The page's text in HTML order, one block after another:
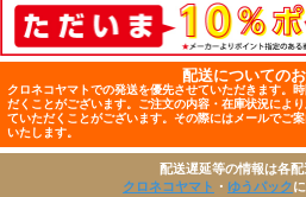
配送についての
クロネコヤマトでの発送を優先させていただきます。
だくことがございます。ご注文の内容・在庫状況によ
ていただくことがございます。その際にはメールでご
いたします。
配送遅延等の情報は各配
クロネコヤマト ・ ゆうパック